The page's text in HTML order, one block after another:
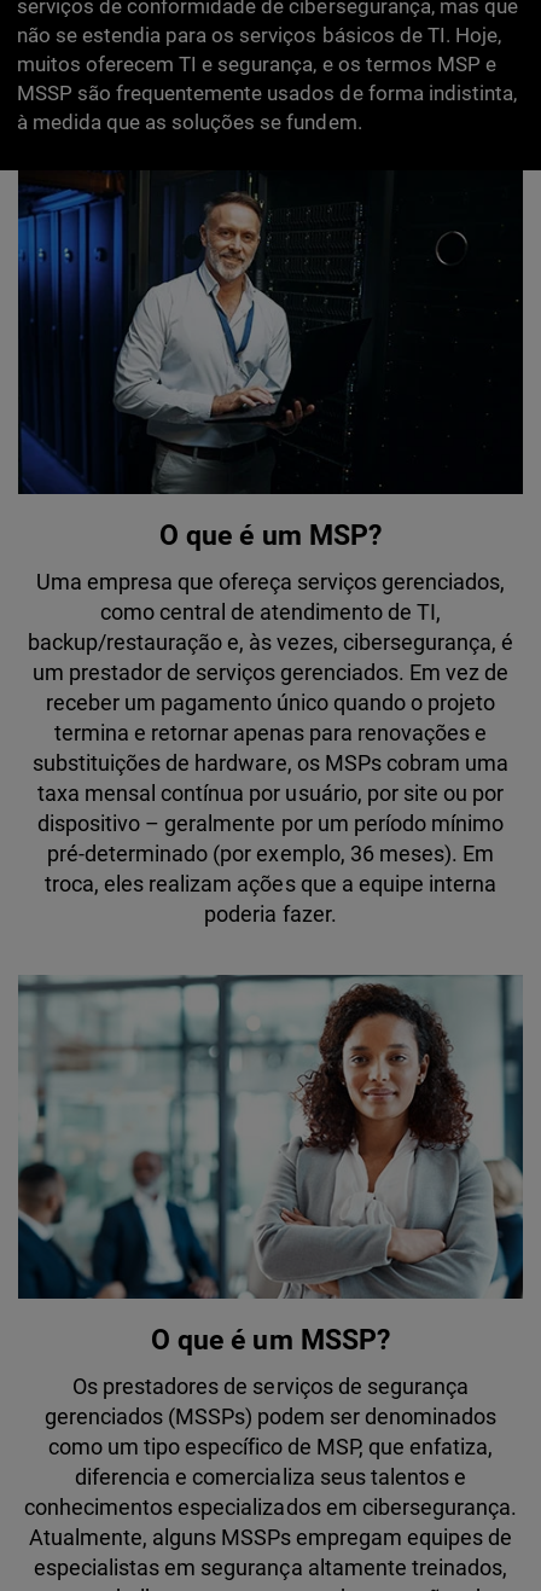
serviços de conformidade de cibersegurança, mas que
não se estendia para os serviços básicos de TI. Hoje,
muitos oferecem TI e segurança, e os termos MSP e
MSSP são frequentemente usados de forma indistinta,
à medida que as soluções se fundem.
O que é um MSP?
Uma empresa que ofereça serviços gerenciados,
como central de atendimento de TI,
backup/restauração e, às vezes, cibersegurança, é
um prestador de serviços gerenciados. Em vez de
receber um pagamento único quando o projeto
termina e retornar apenas para renovações e
substituições de hardware, os MSPs cobram uma
taxa mensal contínua por usuário, por site ou por
dispositivo – geralmente por um período mínimo
pré-determinado (por exemplo, 36 meses). Em
troca, eles realizam ações que a equipe interna
poderia fazer.
O que é um MSSP?
Os prestadores de serviços de segurança
gerenciados (MSSPs) podem ser denominados
como um tipo específico de MSP, que enfatiza,
diferencia e comercializa seus talentos e
conhecimentos especializados em cibersegurança.
Atualmente, alguns MSSPs empregam equipes de
especialistas em segurança altamente treinados,